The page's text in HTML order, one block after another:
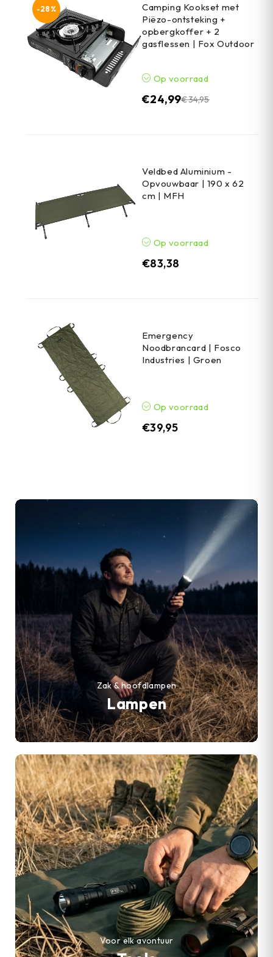
-28%
Camping Kookset met
Piëzo-ontsteking +
opbergkoffer + 2
gasflessen | Fox Outdoor
Op voorraad
€34,95
€24,99
Veldbed Aluminium -
Opvouwbaar | 190 x 62
cm | MFH
Op voorraad
€83,38
Emergency
Noodbrancard | Fosco
Industries | Groen
Op voorraad
€39,95
Lampen
Zak & hoofdlampen
Voor elk avontuur